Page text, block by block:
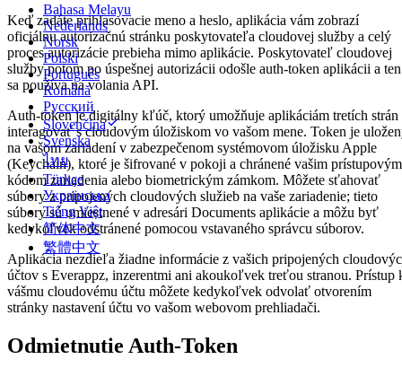
Bahasa Melayu
Nederlands
Norsk
Polski
Português
Română
Русский
Slovenčina
Svenska
ไทย
Türkçe
Українська
Tiếng Việt
简体中文
繁體中文
Keď zadáte prihlasovacie meno a heslo, aplikácia vám zobrazí
oficiálnu autorizačnú stránku poskytovateľa cloudovej služby a celý
proces autorizácie prebieha mimo aplikácie. Poskytovateľ cloudovej
služby potom po úspešnej autorizácii odošle auth-token aplikácii a ten
sa používa na volania API.
Auth-token je digitálny kľúč, ktorý umožňuje aplikáciám tretích strán
interagovať s cloudovým úložiskom vo vašom mene. Token je
na vašom zariadení v zabezpečenom systémovom úložisku Apple
(Keychain), ktoré je šifrované v pokoji a chránené vašim prístupovým
kódom zariadenia alebo biometrickým zámkom. Môžete sťahovať
súbory z pripojených cloudových služieb na vaše zariadenie; tieto
súbory sú umiestnené v adresári Documents aplikácie a môžu byť
kedykoľvek odstránené pomocou vstavaného správcu súborov.
Aplikácia nezdieľa žiadne informácie z vašich pripojených
účtov s Everappz, inzerentmi ani akoukoľvek treťou stranou. Prístup
vášmu cloudovému účtu môžete kedykoľvek odvolať otvorením
stránky nastavení účtu vo vašom webovom prehliadači.
Odmietnutie Auth-Token